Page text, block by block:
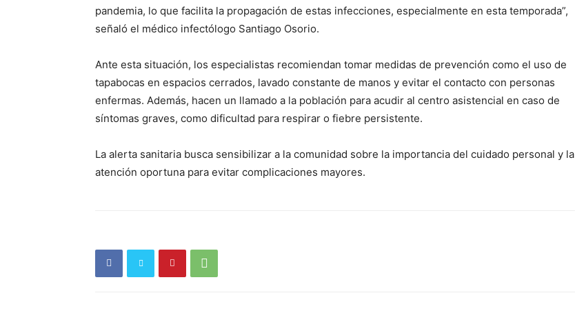
pandemia, lo que facilita la propagación de estas infecciones, especialmente en esta temporada”,
señaló el médico infectólogo Santiago Osorio.
Ante esta situación, los especialistas recomiendan tomar medidas de prevención como el uso de
tapabocas en espacios cerrados, lavado constante de manos y evitar el contacto con personas
enfermas. Además, hacen un llamado a la población para acudir al centro asistencial en caso de
síntomas graves, como dificultad para respirar o fiebre persistente.
La alerta sanitaria busca sensibilizar a la comunidad sobre la importancia del cuidado personal y la
atención oportuna para evitar complicaciones mayores.